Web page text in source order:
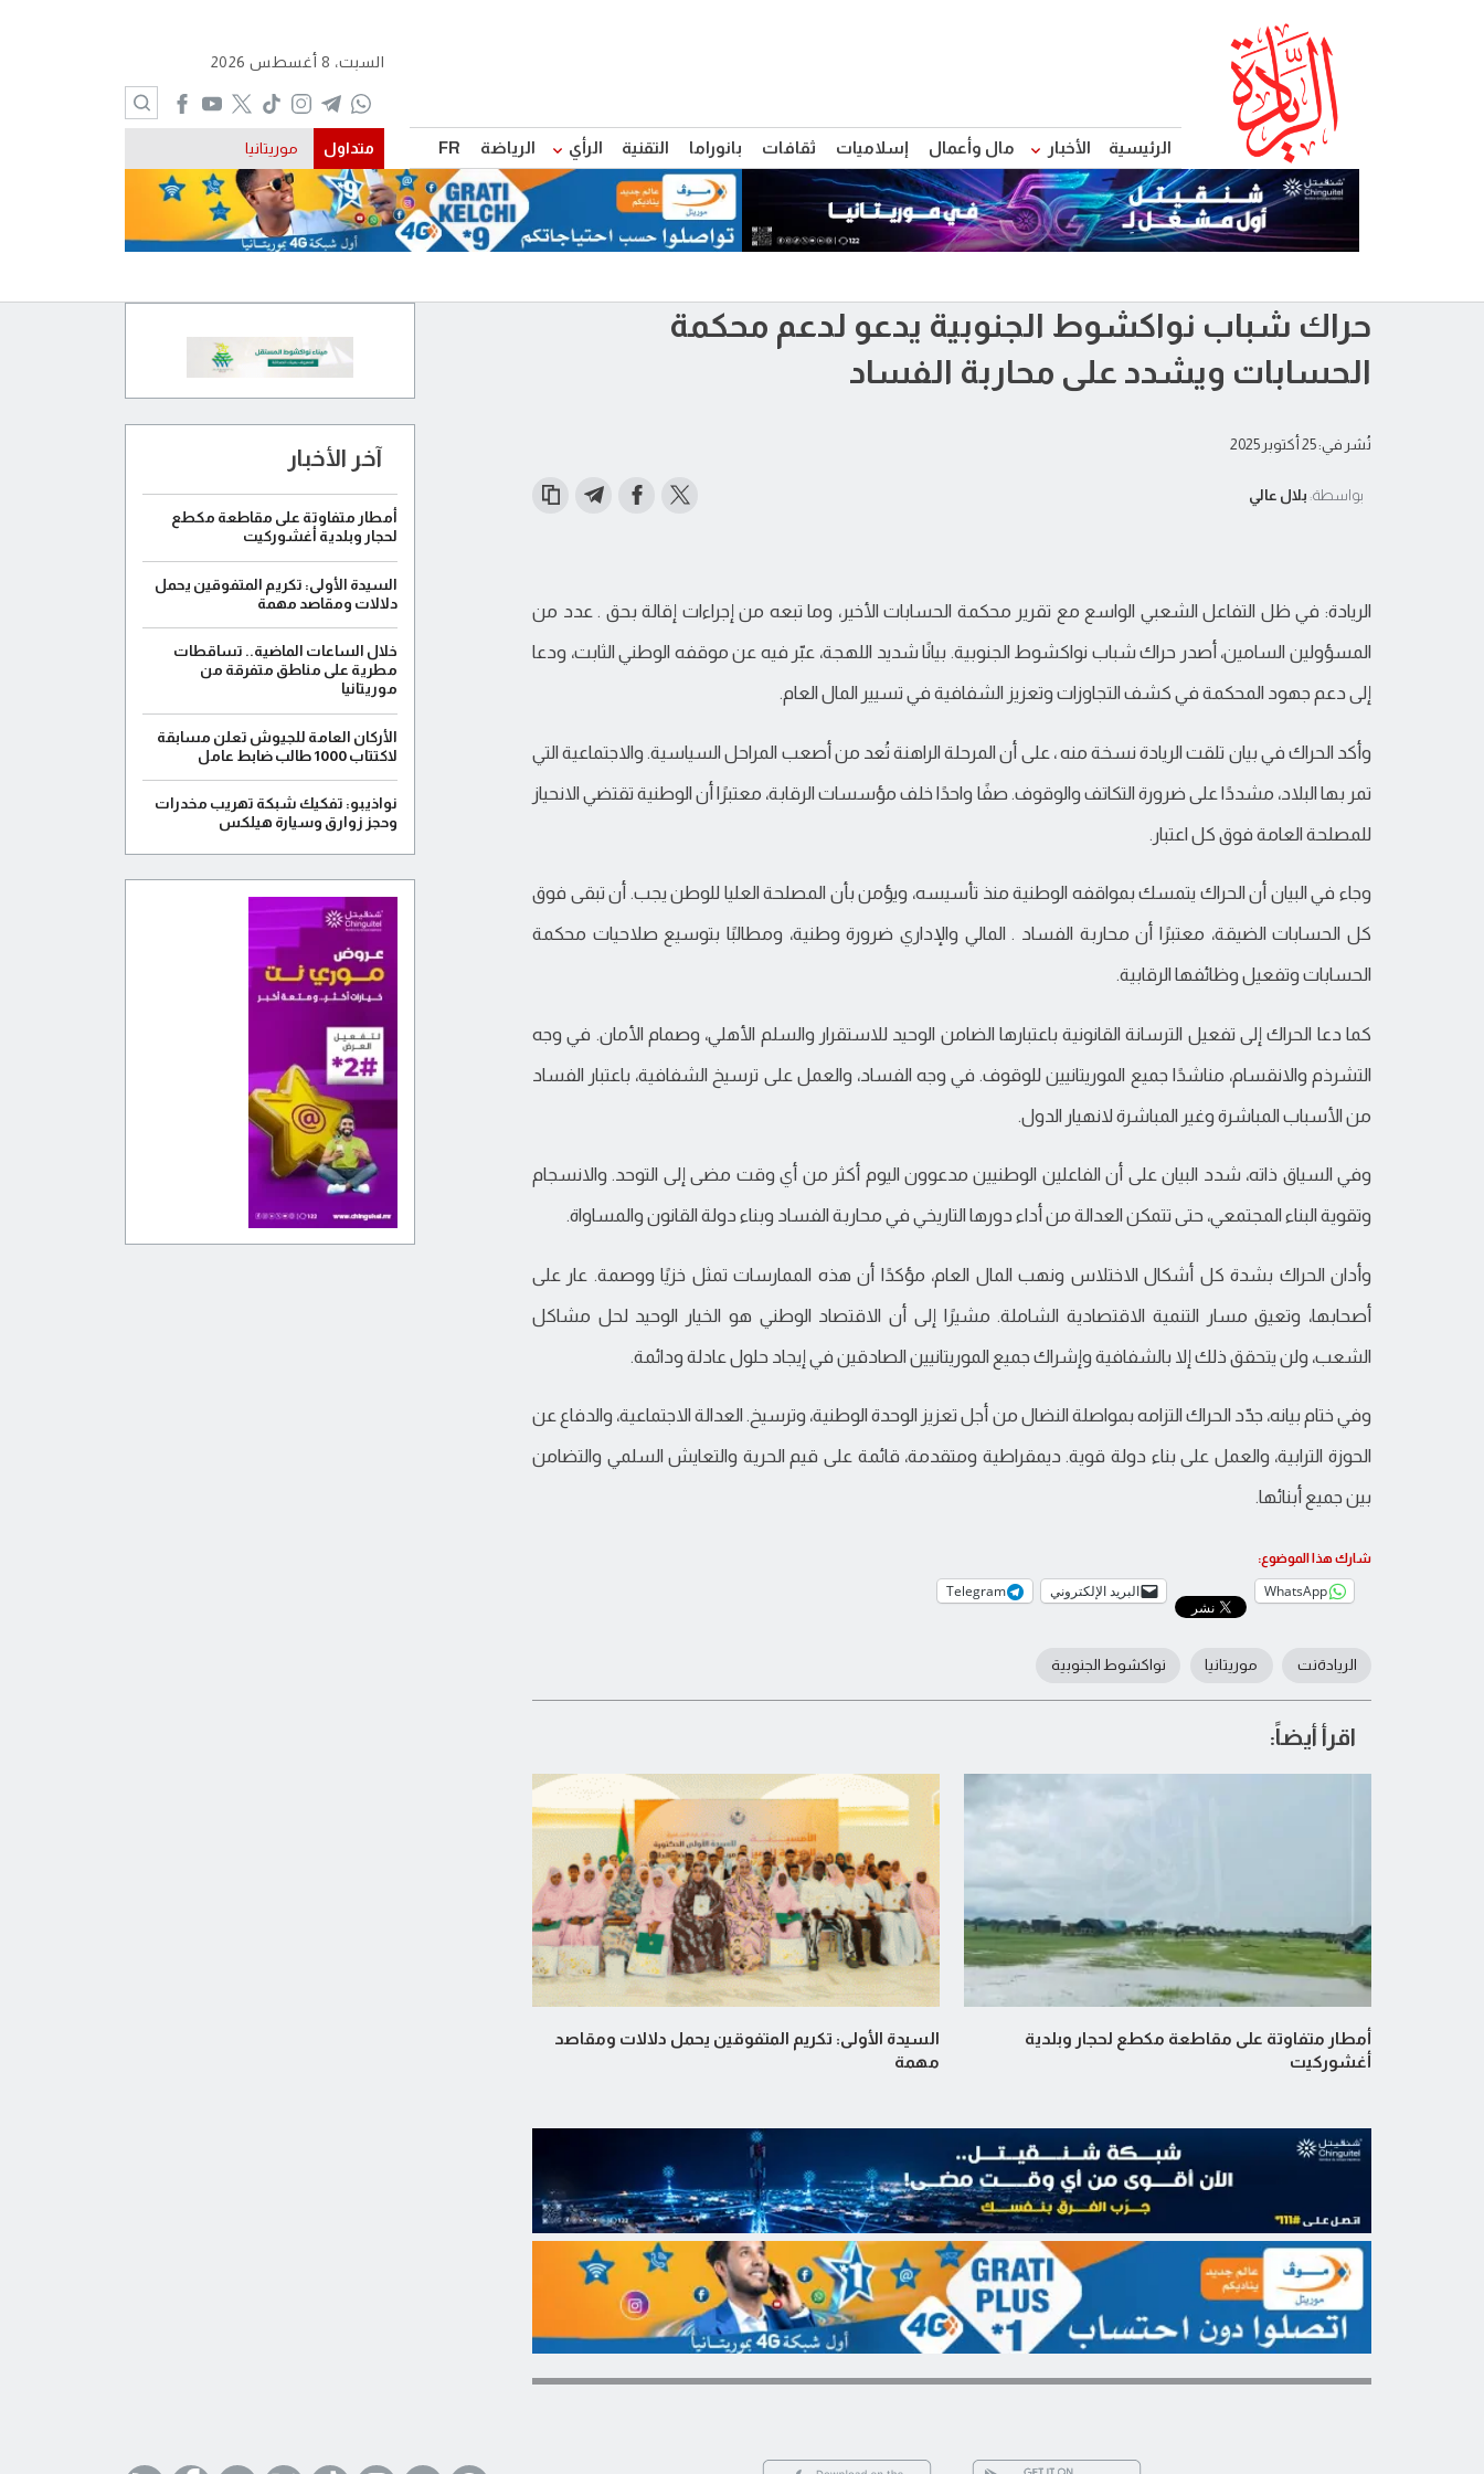
الرئيسية الأخبار مال وأعمال إسلاميات ثقافات بانوراما التقنية الرأي الرياضة FR
السبت، 8 أغسطس 2026
متداول موريتانيا
حراك شباب نواكشوط الجنوبية يدعو لدعم محكمة
الحسابات ويشدد على محاربة الفساد
نُشر في: 25 أكتوبر 2025
بواسطة: بلال عالي
الريادة: في ظل التفاعل الشعبي الواسع مع تقرير محكمة الحسابات الأخير، وما تبعه من إجراءات إقالة بحق . عدد من
المسؤولين السامين، أصدر حراك شباب نواكشوط الجنوبية. بيانًا شديد اللهجة، عبّر فيه عن موقفه الوطني الثابت، ودعا
إلى دعم جهود المحكمة في كشف التجاوزات وتعزيز الشفافية في تسيير المال العام.
وأكد الحراك في بيان تلقت الريادة نسخة منه ، على أن المرحلة الراهنة تُعد من أصعب المراحل السياسية. والاجتماعية التي
تمر بها البلاد، مشددًا على ضرورة التكاتف والوقوف. صفًا واحدًا خلف مؤسسات الرقابة، معتبرًا أن الوطنية تقتضي الانحياز
للمصلحة العامة فوق كل اعتبار.
وجاء في البيان أن الحراك يتمسك بمواقفه الوطنية منذ تأسيسه، ويؤمن بأن المصلحة العليا للوطن يجب. أن تبقى فوق
كل الحسابات الضيقة، معتبرًا أن محاربة الفساد . المالي والإداري ضرورة وطنية، ومطالبًا بتوسيع صلاحيات محكمة
الحسابات وتفعيل وظائفها الرقابية.
كما دعا الحراك إلى تفعيل الترسانة القانونية باعتبارها الضامن الوحيد للاستقرار والسلم الأهلي، وصمام الأمان. في وجه
التشرذم والانقسام، مناشدًا جميع الموريتانيين للوقوف. في وجه الفساد، والعمل على ترسيخ الشفافية، باعتبار الفساد
من الأسباب المباشرة وغير المباشرة لانهيار الدول.
وفي السياق ذاته، شدد البيان على أن الفاعلين الوطنيين مدعوون اليوم أكثر من أي وقت مضى إلى التوحد. والانسجام
وتقوية البناء المجتمعي، حتى تتمكن العدالة من أداء دورها التاريخي في محاربة الفساد وبناء دولة القانون والمساواة.
وأدان الحراك بشدة كل أشكال الاختلاس ونهب المال العام، مؤكدًا أن هذه الممارسات تمثل خزيًا ووصمة. عار على
أصحابها، وتعيق مسار التنمية الاقتصادية الشاملة. مشيرًا إلى أن الاقتصاد الوطني هو الخيار الوحيد لحل مشاكل
الشعب، ولن يتحقق ذلك إلا بالشفافية وإشراك جميع الموريتانيين الصادقين في إيجاد حلول عادلة ودائمة.
وفي ختام بيانه، جدّد الحراك التزامه بمواصلة النضال من أجل تعزيز الوحدة الوطنية، وترسيخ. العدالة الاجتماعية، والدفاع عن
الحوزة الترابية، والعمل على بناء دولة قوية. ديمقراطية ومتقدمة، قائمة على قيم الحرية والتعايش السلمي والتضامن
بين جميع أبنائها.
شارك هذا الموضوع:
WhatsApp البريد الإلكتروني Telegram
الريادةنت موريتانيا نواكشوط الجنوبية
اقرأ أيضاً:
أمطار متفاوتة على مقاطعة مكطع لحجار وبلدية
أغشوركيت
السيدة الأولى: تكريم المتفوقين يحمل دلالات ومقاصد
مهمة
آخر الأخبار
أمطار متفاوتة على مقاطعة مكطع
لحجار وبلدية أغشوركيت
السيدة الأولى: تكريم المتفوقين يحمل
دلالات ومقاصد مهمة
خلال الساعات الماضية.. تساقطات
مطرية على مناطق متفرقة من
موريتانيا
الأركان العامة للجيوش تعلن مسابقة
لاكتتاب 1000 طالب ضابط عامل
نواذيبو: تفكيك شبكة تهريب مخدرات
وحجز زوارق وسيارة هيلكس